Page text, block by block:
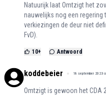
Natuurijk laat Omtzigt het
nauwelijks nog een regering
verkiezingen de deur niet
FvD).
10+ Antwoord
koddebeier 18 september 2023
Omtzigt is gewoon het CDA